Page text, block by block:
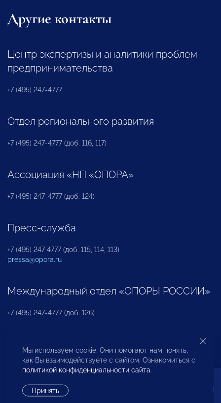
Другие контакты
Центр экспертизы и аналитики проблем
предпринимательства
+7 (495) 247-4777
Отдел регионального развития
+7 (495) 247-4777 (доб. 116, 117)
Ассоциация «НП «ОПОРА»
+7 (495) 247-4777 (доб. 124)
Пресс-служба
+7 (495) 247 4777 (доб. 115, 114, 113)
pressa@opora.ru
Международный отдел «ОПОРЫ РОССИИ»
+7 (495) 247-4777 (доб. 126)
Бюро по защите прав предпринимателей и
инвесторов
Мы используем cookie. Они помогают нам понять,
как Вы взаимодействуете с сайтом. Ознакомиться с
политикой конфиденциальности сайта.
Принять